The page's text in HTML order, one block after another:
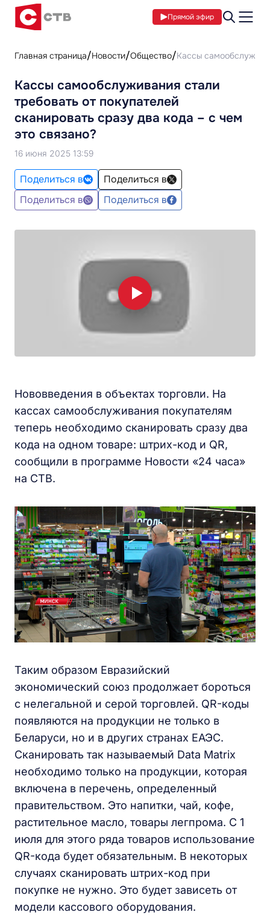
Прямой эфир
Главная страница Новости Общество Кассы
Кассы самообслуживания стали
требовать от покупателей
сканировать сразу два кода – с чем
это связано?
16 июня 2025 13:59
Поделиться в
Поделиться в
Поделиться в
Поделиться в
Нововведения в объектах торговли. На
кассах самообслуживания покупателям
теперь необходимо сканировать сразу два
кода на одном товаре: штрих-код и QR,
сообщили в программе Новости «24 часа»
на СТВ.
Таким образом Евразийский
экономический союз продолжает бороться
с нелегальной и серой торговлей. QR-коды
появляются на продукции не только в
Беларуси, но и в других странах ЕАЭС.
Сканировать так называемый Data Matrix
необходимо только на продукции, которая
включена в перечень, определенный
правительством. Это напитки, чай, кофе,
растительное масло, товары легпрома. С 1
июля для этого ряда товаров использование
QR-кода будет обязательным. В некоторых
случаях сканировать штрих-код при
покупке не нужно. Это будет зависеть от
модели кассового оборудования.